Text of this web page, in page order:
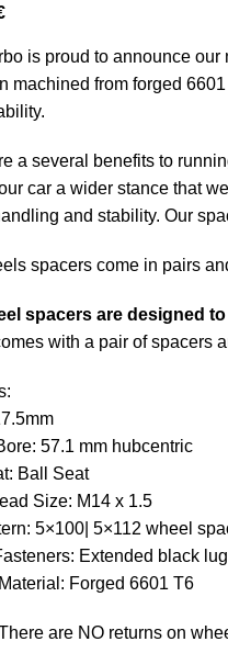
is proud to announce
machined from forged
a several benefits to
car a wider stance that
and stability. Our
spacers come in pairs
spacers are designed
with a pair of spacers
57.1 mm hubcentric
Ball Seat
Size: M14 x 1.5
5×100| 5×112 wheel
Extended black
Forged 6601 T6
are NO returns on